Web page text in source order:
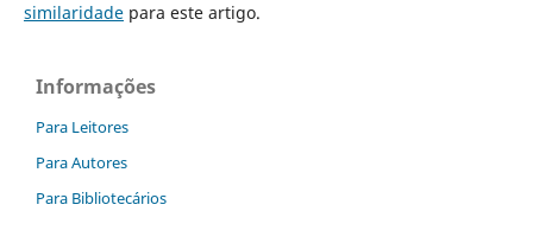
similaridadepara este artigo.
Informações
Para Leitores
Para Autores
Para Bibliotecários